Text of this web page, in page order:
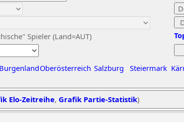
Spieler (Land=AUT)
BurgenlandOberösterreich Salzburg Steiermark
Elo-Zeitreihe, Grafik Partie-Statistik)